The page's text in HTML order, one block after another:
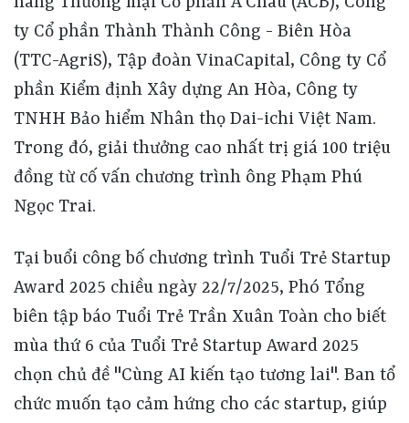
ty Cổ phần Thành Thành Công - Biên Hòa
(TTC-AgriS), Tập đoàn VinaCapital, Công ty Cổ
phần Kiểm định Xây dựng An Hòa, Công ty
TNHH Bảo hiểm Nhân thọ Dai-ichi Việt Nam.
Trong đó, giải thưởng cao nhất trị giá 100 triệu
đồng từ cố vấn chương trình ông Phạm Phú
Ngọc Trai.
Tại buổi công bố chương trình Tuổi Trẻ Startup
Award 2025 chiều ngày 22/7/2025, Phó Tổng
biên tập báo Tuổi Trẻ Trần Xuân Toàn cho biết
mùa thứ 6 của Tuổi Trẻ Startup Award 2025
chọn chủ đề "Cùng AI kiến tạo tương lai". Ban tổ
chức muốn tạo cảm hứng cho các startup, giúp